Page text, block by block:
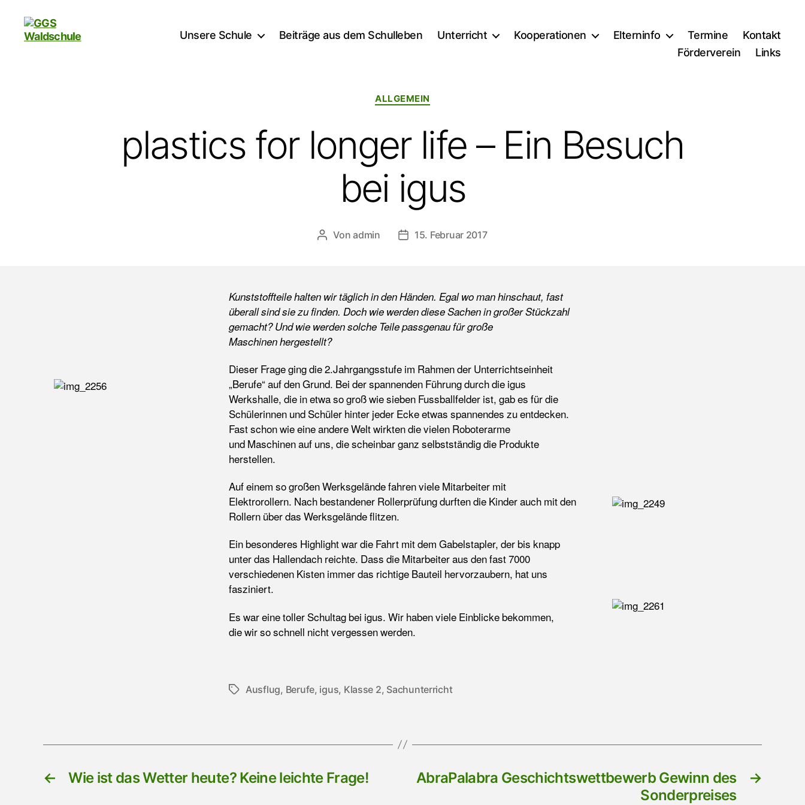
Unsere Schule Beiträge aus dem Schulleben Unterricht Kooperationen Elterninfo Termine
Kontakt
Förderverein
Links
Kategorien
ALLGEMEIN
plastics for longer life – Ein Besuch
bei igus
Beitragsautor
Vonadmin Veröffentlichungsdatum
15. Februar 2017
Kunststoffteile halten wir täglich in den Händen. Egal wo man hinschaut, fast
überall sind sie zu finden. Doch wie werden diese Sachen in großer Stückzahl
gemacht? Und wie werden solche Teile passgenau für große
Maschinen hergestellt?
Dieser Frage ging die2.Jahrgangsstufe im Rahmen der Unterrichtseinheit
„Berufe“ auf den Grund. Bei der spannenden Führung durch die igus
Werkshalle, die in etwa so groß wie sieben Fussballfelder ist, gab es für die
Schülerinnen und Schüler hinter jeder Ecke etwas spannendes zu entdecken.
Fast schon wie eine andere Welt wirkten die vielen Roboterarme
und Maschinen auf uns, die scheinbar ganz selbstständig die Produkte
herstellen.
Auf einem so großenWerksgelände fahren viele Mitarbeiter mit
Elektrorollern. Nach bestandener Rollerprüfung durften die Kinder auch mit den
Rollern über das Werksgelände flitzen.
Ein besonderes Highlight war die Fahrt mit dem Gabelstapler, der bis knapp
unter das Hallendach reichte. Dass die Mitarbeiter aus den fast 7000
verschiedenen Kisten immer das richtige Bauteil hervorzaubern, hat uns
fasziniert.
Es war eine toller Schultag bei igus. Wir haben viele Einblicke bekommen,
die wir so schnell nicht vergessen werden.
Schlagwörter
Ausflug, Berufe, igus, Klasse 2, Sachunterricht
← Wie ist das Wetter heute? Keine leichte Frage! →
AbraPalabra Geschichtswettbewerb Gewinn des
Sonderpreises